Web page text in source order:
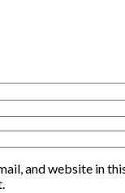
and website in